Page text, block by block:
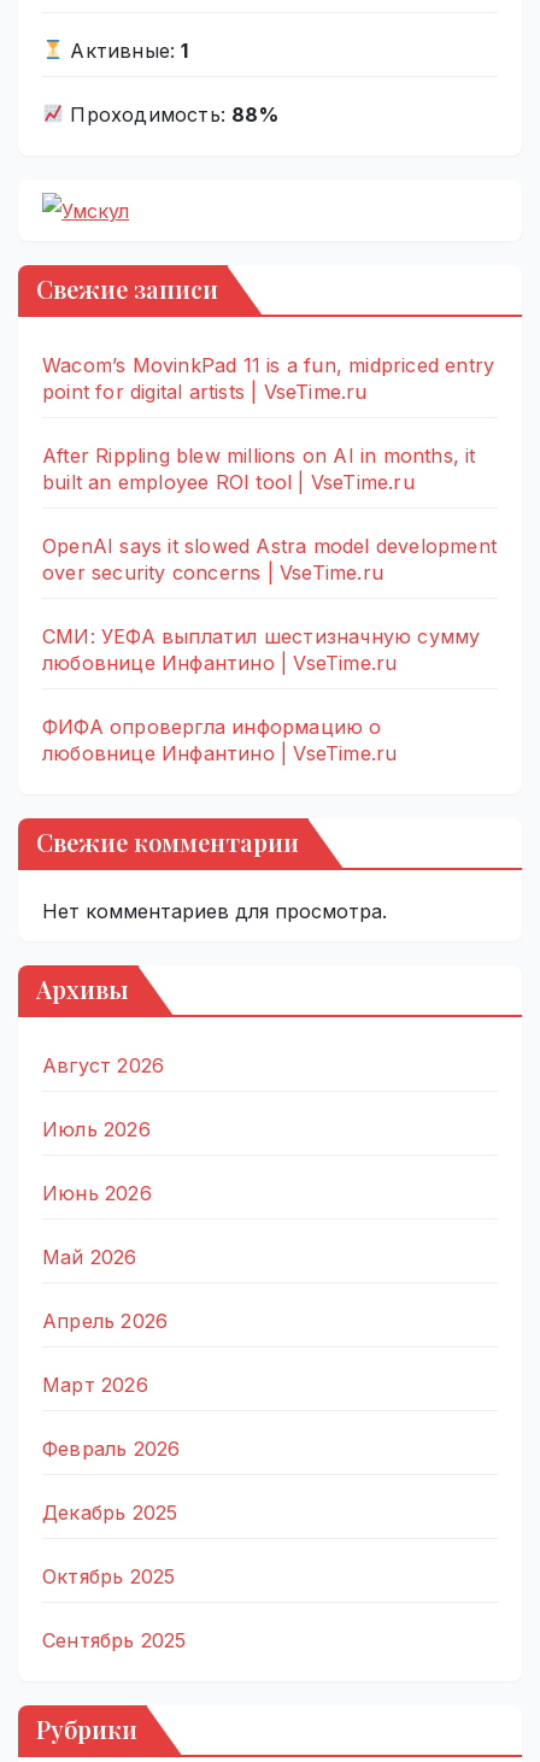
Активные:1
Проходимость: 88%
Свежие записи
Wacom’s MovinkPad 11 is a fun, midpriced entry
point for digital artists | VseTime.ru
After Rippling blew millions on AI in months, it
built an employee ROI tool | VseTime.ru
OpenAI says it slowed Astra model development
over security concerns | VseTime.ru
СМИ: УЕФА выплатил шестизначную сумму
любовнице Инфантино | VseTime.ru
ФИФА опровергла информацию о
любовнице Инфантино | VseTime.ru
Свежие комментарии
Нет комментариев для просмотра.
Архивы
Август 2026
Июль 2026
Июнь 2026
Май 2026
Апрель 2026
Март 2026
Февраль 2026
Декабрь 2025
Октябрь 2025
Сентябрь 2025
Рубрики